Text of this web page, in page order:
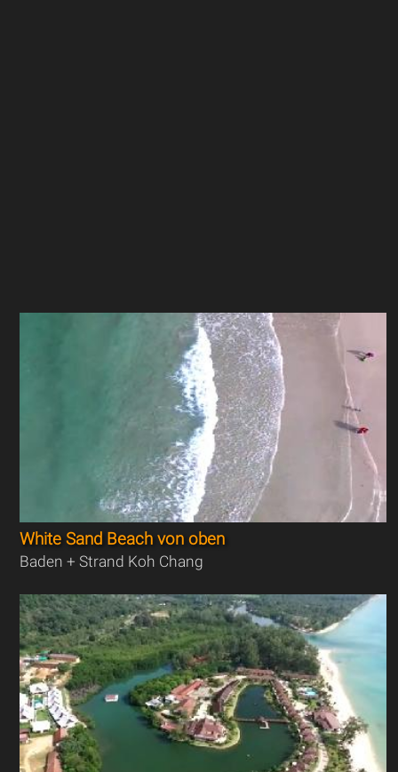
White Sand Beach von oben
Baden + Strand Koh Chang